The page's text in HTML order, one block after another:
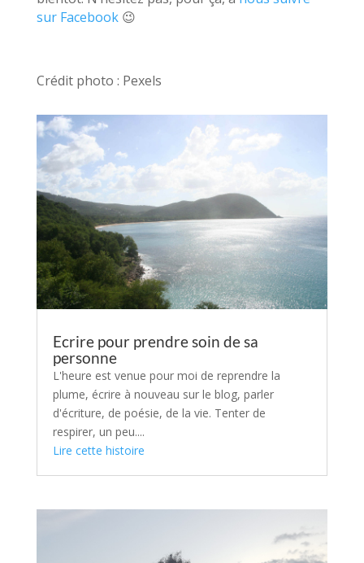
sur Facebook😉
Crédit photo : Pexels
Ecrire pour prendre soin de sa
personne
L'heure est venue pour moi de reprendre la
plume, écrire à nouveau sur le blog, parler
d'écriture, de poésie, de la vie. Tenter de
respirer, un peu....
Lire cette histoire